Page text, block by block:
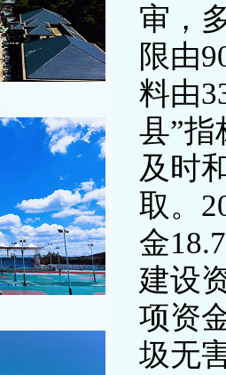
审，
限由
料由
县”指
及时
取。
金
建设
项资
圾无